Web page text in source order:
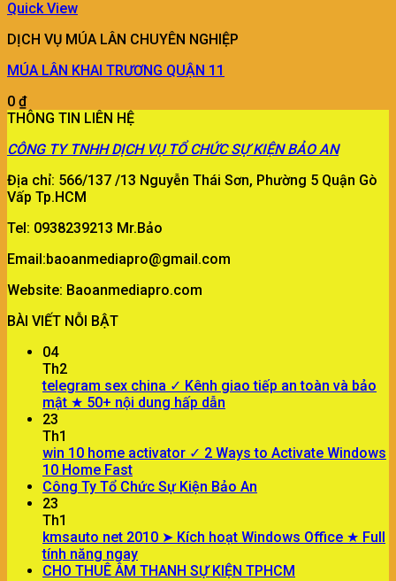
Quick View
DỊCH VỤ MÚA LÂN CHUYÊN NGHIỆP
MÚA LÂN KHAI TRƯƠNG QUẬN 11
0 ₫
THÔNG TIN LIÊN HỆ
CÔNG TY TNHH DỊCH VỤ TỔ CHỨC SỰ KIỆN BẢO AN
Địa chỉ: 566/137 /13 Nguyễn Thái Sơn, Phường 5 Quận Gò
Vấp Tp.HCM
Tel: 0938239213 Mr.Bảo
Email:baoanmediapro@gmail.com
Website: Baoanmediapro.com
BÀI VIẾT NỖI BẬT
04
Th2
telegram sex china ✓ Kênh giao tiếp an toàn và bảo
mật ★ 50+ nội dung hấp dẫn
23
Th1
win 10 home activator ✓ 2 Ways to Activate Windows
10 Home Fast
Công Ty Tổ Chức Sự Kiện Bảo An
23
Th1
kmsauto net 2010 ➤ Kích hoạt Windows Office ★ Full
tính năng ngay
CHO THUÊ ÂM THANH SỰ KIỆN TPHCM